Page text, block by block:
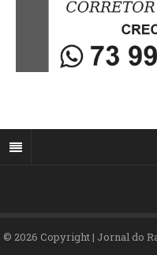
© 2026 Copyright | Jornal do